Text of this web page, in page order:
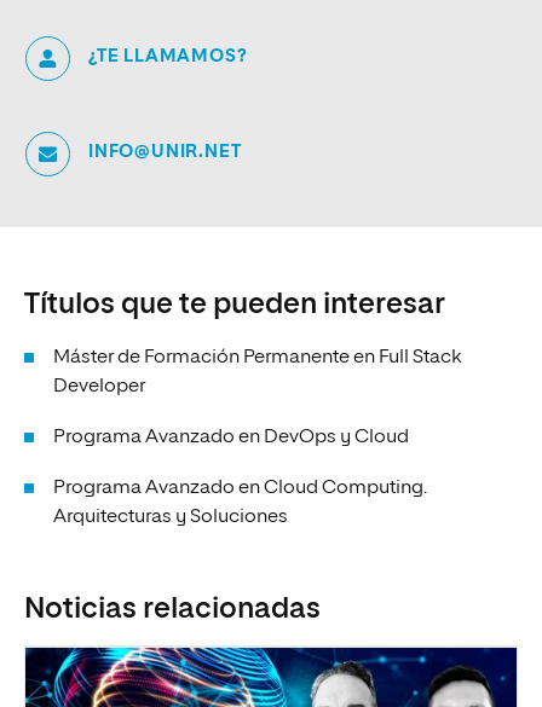
¿TE LLAMAMOS?
INFO@UNIR.NET
Títulos que te pueden interesar
Máster de Formación Permanente en Full Stack
Developer
Programa Avanzado en DevOps y Cloud
Programa Avanzado en Cloud Computing.
Arquitecturas y Soluciones
Noticias relacionadas